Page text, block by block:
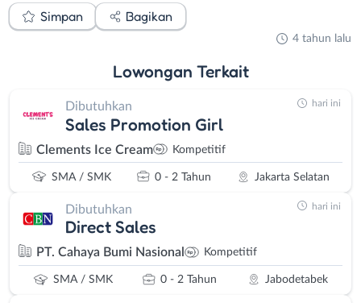
Simpan Bagikan
4 tahun lalu
Lowongan Terkait
Dibutuhkan
Sales Promotion Girl
Clements Ice Cream Kompetitif
SMA / SMK 0 - 2 Tahun Jakarta Selatan
hari ini
Dibutuhkan
Direct Sales
PT. Cahaya Bumi Nasional Kompetitif
SMA / SMK 0 - 2 Tahun Jabodetabek
hari ini